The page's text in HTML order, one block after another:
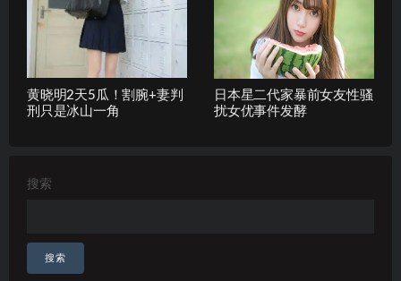
黄晓明2天5瓜！割腕+妻判
刑只是冰山一角
日本星二代家暴前女友性骚
扰女优事件发酵
搜索
搜索